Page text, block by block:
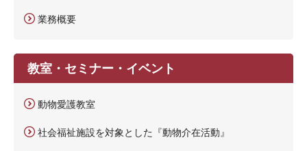
業務概要
教室・セミナー・イベント
動物愛護教室
社会福祉施設を対象とした『動物介在活動』